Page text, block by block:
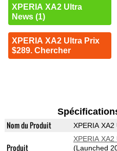
XPERIA XA2 Ultra
News (1)
XPERIA XA2 Ultra Prix
$289. Chercher
Nom du Produit XPERIA XA2
Produit
XPERIA XA2
(Launched